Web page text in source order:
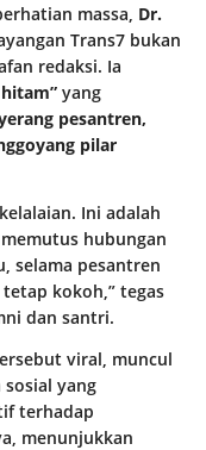
massa, Dr.
Trans7 bukan
redaksi. Ia
yang
pesantren,
pilar
Ini adalah
hubungan
selama pesantren
kokoh,” tegas
dan santri.
viral, muncul
yang
terhadap
menunjukkan